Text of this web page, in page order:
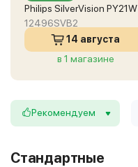
Philips SilverVision PY21W
12496SVB2
14 августа
в 1 магазине
Рекомендуем
Стандартные